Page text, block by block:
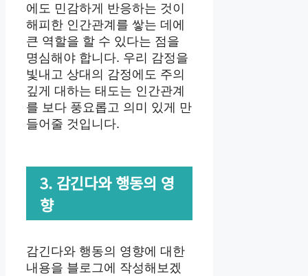
에도 민감하게 반응하는 것이
해피한 인간관계를 쌓는 데에
큰 역할을 할 수 있다는 점을
명심해야 합니다. 우리 감정을
빛내고 상대의 감정에도 주의
깊게 대하는 태도는 인간관계
를 보다 풍요롭고 의미 있게 만
들어줄 것입니다.
3. 감긴다와 행동의 영
향
감긴다와 행동의 영향에 대한
내용을 블로그에 작성해보겠